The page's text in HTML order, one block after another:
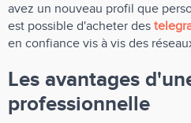
avez un nouveau profil que
est possible d'acheter des
en confiance vis à vis des
Les avantages
professionnelle